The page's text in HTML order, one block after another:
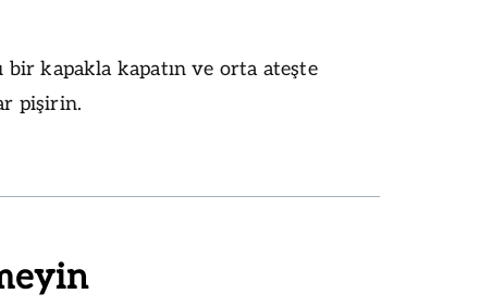
bir kapakla kapatın ve orta ateşte
pişirin.